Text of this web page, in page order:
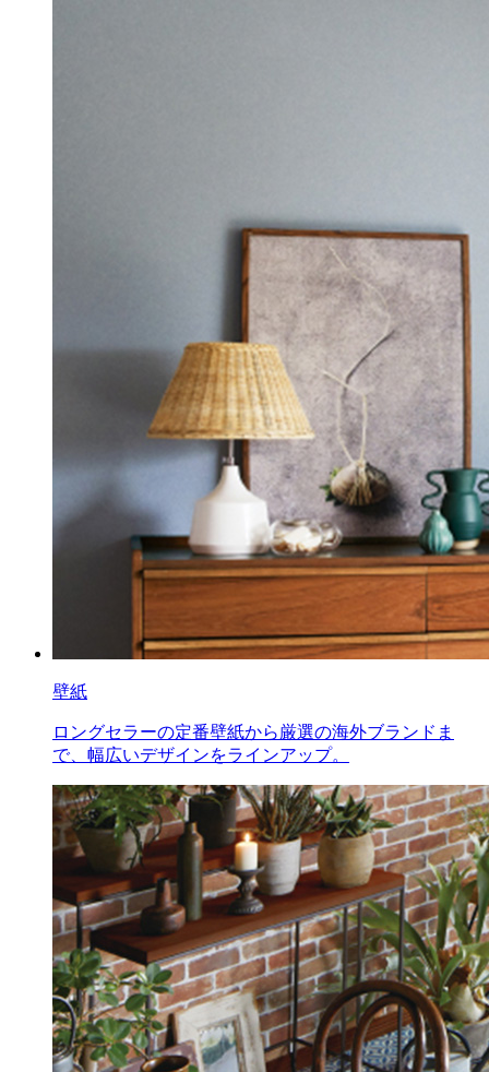
壁紙
ロングセラーの定番壁紙から厳選の海外ブランドま
で、幅広いデザインをラインアップ。